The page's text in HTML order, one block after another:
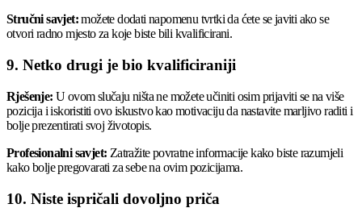
Stručni savjet:možete dodati napomenu tvrtki da ćete se javiti ako se
otvori radno mjesto za koje biste bili kvalificirani.
9. Netko drugi je bio kvalificiraniji
Rješenje: U ovom slučaju ništa ne možete učiniti osim prijaviti se na više
pozicija i iskoristiti ovo iskustvo kao motivaciju da nastavite marljivo raditi i
bolje prezentirati svoj životopis.
Profesionalni savjet: Zatražite povratne informacije kako biste razumjeli
kako bolje pregovarati za sebe na ovim pozicijama.
10. Niste ispričali dovoljno priča